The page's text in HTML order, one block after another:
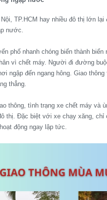
TP.HCM hay nhiều đô thị lớn lại
nước
phố nhanh chóng biến thành
vì chết máy. Người đi đường
ngập đến ngang hông. Giao
thẳng.
thông, tình trạng xe chết máy và
thị. Đặc biệt với xe chạy xăng, chỉ
động ngay lập tức.